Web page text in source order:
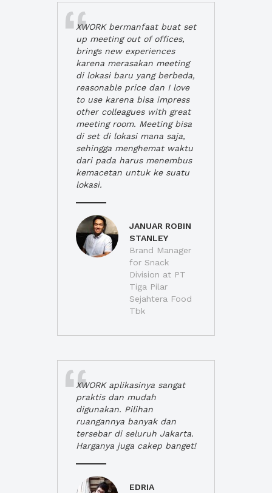
XWORK bermanfaat buat set
up meeting out of offices,
brings new experiences
karena merasakan meeting
di lokasi baru yang berbeda,
reasonable price dan I love
to use karena bisa impress
other colleagues with great
meeting room. Meeting bisa
di set di lokasi mana saja,
sehingga menghemat waktu
dari pada harus menembus
kemacetan untuk ke suatu
lokasi.
JANUAR ROBIN
STANLEY
Brand Manager
for Snack
Division at PT
Tiga Pilar
Sejahtera Food
Tbk
XWORK aplikasinya sangat
praktis dan mudah
digunakan. Pilihan
ruangannya banyak dan
tersebar di seluruh Jakarta.
Harganya juga cakep banget!
EDRIA